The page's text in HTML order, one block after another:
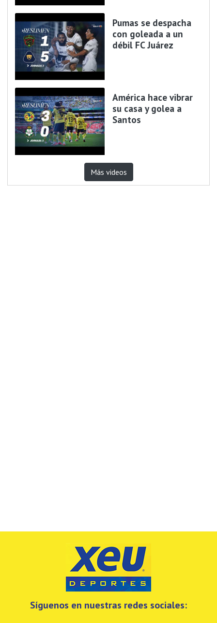
Pumas se despacha
con goleada a un
débil FC Juárez
América hace vibrar
su casa y golea a
Santos
Más videos
Síguenos en nuestras redes sociales: